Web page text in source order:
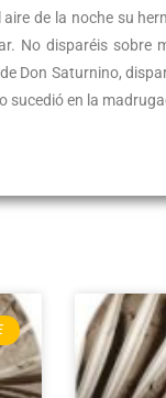
de la noche su
No disparéis sobre
Don Saturnino,
sucedió en la